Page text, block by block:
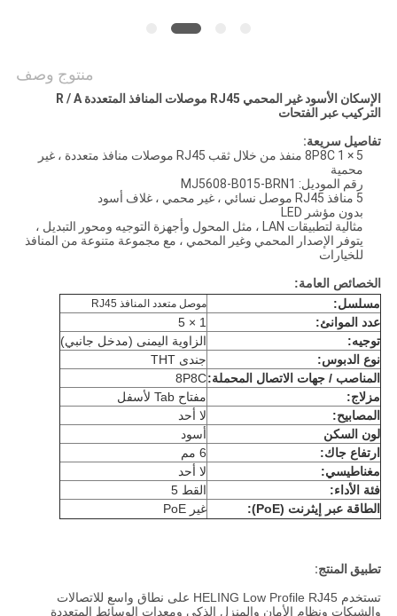
منتوج وصف
الإسكان الأسود غير المحمي RJ45 موصلات المنافذ المتعددة R / A
التركيب عبر الفتحات
تفاصيل سريعة:
8P8C 1 × 5 منفذ من خلال ثقب RJ45 موصلات منافذ متعددة ، غير
محمية
رقم الموديل: MJ5608-B015-BRN1
5 منافذ RJ45 موصل نسائي ، غير محمي ، غلاف أسود
بدون مؤشر LED
مثالية لتطبيقات LAN ، مثل المحول وأجهزة التوجيه ومحور التبديل ،
يتوفر الإصدار المحمي وغير المحمي ، مع مجموعة متنوعة من المنافذ
للخيارات
الخصائص العامة:
مسلسل:
موصل متعدد المنافذ RJ45
عدد الموانئ:
1 × 5
توجيه:
الزاوية اليمنى (مدخل جانبي)
نوع الدبوس:
جندى THT
المناصب / جهات الاتصال المحملة:8P8C
مزلاج:
مفتاح Tab لأسفل
المصابيح:
لا أحد
لون السكن
أسود
ارتفاع جاك:
6 مم
مغناطيسي:
لا أحد
فئة الأداء:
القط 5
الطاقة عبر إيثرنت (PoE):
غير PoE
تطبيق المنتج:
تستخدم HELING Low Profile RJ45 على نطاق واسع للاتصالات
والشبكات ونظام الأمان والمنزل الذكي ومعدات الوسائط المتعددة